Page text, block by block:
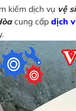
kiếm dịch vụ vệ
cung cấp dịch